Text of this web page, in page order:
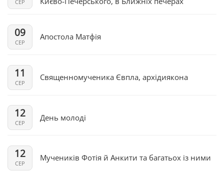
СЕР
09
СЕР
Апостола Матфія
11
СЕР
Священномученика Євпла, архідиякона
12
СЕР
День молоді
12
СЕР
Мучеників Фотія й Анкити та багатьох із ними